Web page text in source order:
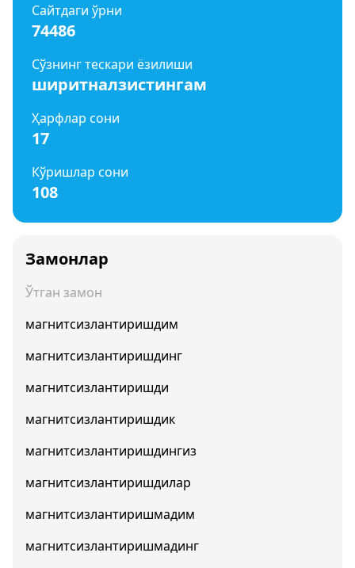
Сайтдаги ўрни
74486
Сўзнинг тескари ёзилиши
ширитналзистингам
Ҳарфлар сони
17
Кўришлар сони
108
Замонлар
Ўтган замон
магнитсизлантиришдим
магнитсизлантиришдинг
магнитсизлантиришди
магнитсизлантиришдик
магнитсизлантиришдингиз
магнитсизлантиришдилар
магнитсизлантиришмадим
магнитсизлантиришмадинг